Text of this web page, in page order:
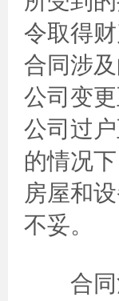
令取得
合同涉
公司变
公司过
的情况
房屋和
不妥。
合同法